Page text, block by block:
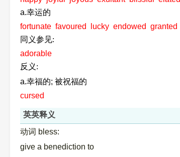
a.幸运的
fortunate favoured lucky endowed granted
同义参见:
adorable
反义:
a.幸福的; 被祝福的
cursed
英英释义
动词 bless:
give a benediction to